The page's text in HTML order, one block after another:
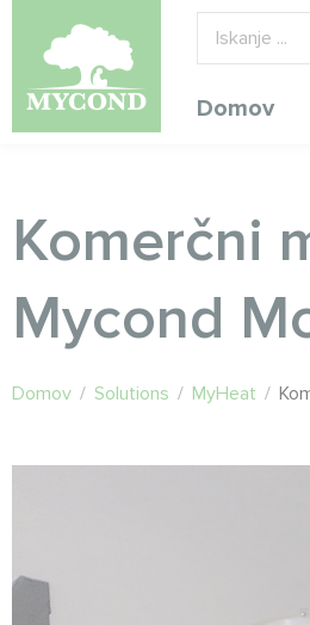
Domov
Komerčni
Mycond
Domov / Solutions / MyHeat /